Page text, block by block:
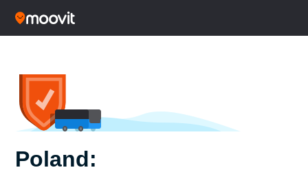
Poland: